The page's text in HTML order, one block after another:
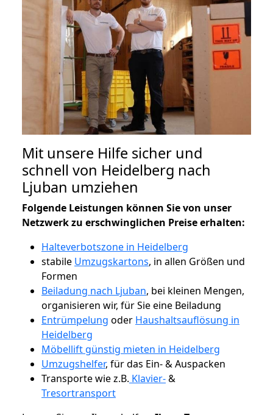
Mit unsere Hilfe sicher und
schnell von Heidelberg nach
Ljuban umziehen
Folgende Leistungen können Sie von unser
Netzwerk zu erschwinglichen Preise erhalten:
Halteverbotszone in Heidelberg
stabile Umzugskartons, in allen Größen und
Formen
Beiladung nach Ljuban, bei kleinen Mengen,
organisieren wir, für Sie eine Beiladung
Entrümpelung oder Haushaltsauflösung in
Heidelberg
Möbellift günstig mieten in Heidelberg
Umzugshelfer, für das Ein- & Auspacken
Transporte wie z.B. Klavier-&
Tresortransport